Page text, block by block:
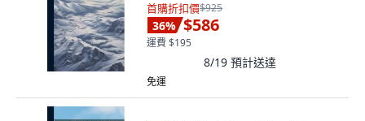
首購折扣價$925
36% $586
運費 $195
8/19 預計送達
免運